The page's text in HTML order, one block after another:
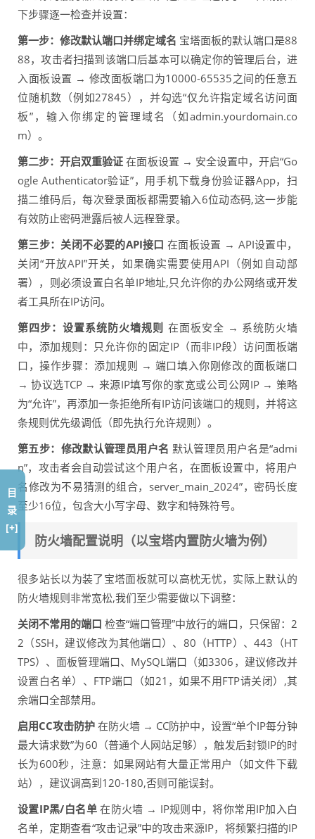
下步骤逐一检查并设置：
第一步：修改默认端口并绑定域名 宝塔面板的默认端口是88
88，攻击者扫描到该端口后基本可以确定你的管理后台，进
入面板设置 → 修改面板端口为10000-65535之间的任意五
位随机数（例如27845），并勾选“仅允许指定域名访问面
板”，输入你绑定的管理域名（如admin.yourdomain.co
m）。
第二步：开启双重验证 在面板设置 → 安全设置中，开启“Go
ogle Authenticator验证”，用手机下载身份验证器App，扫
描二维码后，每次登录面板都需要输入6位动态码,这一步能
有效防止密码泄露后被人远程登录。
第三步：关闭不必要的API接口 在面板设置 → API设置中，
关闭“开放API”开关，如果确实需要使用API（例如自动部
署），则必须设置白名单IP地址,只允许你的办公网络或开发
者工具所在IP访问。
第四步：设置系统防火墙规则 在面板安全 → 系统防火墙
中，添加规则：只允许你的固定IP（而非IP段）访问面板端
口，操作步骤：添加规则 → 端口填入你刚修改的面板端口
→ 协议选TCP → 来源IP填写你的家宽或公司公网IP → 策略
为“允许”，再添加一条拒绝所有IP访问该端口的规则，并将这
条规则优先级调低（即先执行允许规则）。
第五步：修改默认管理员用户名 默认管理员用户名是“admi
n”，攻击者会自动尝试这个用户名，在面板设置中，将用户
名修改为不易猜测的组合，server_main_2024”，密码长度
至少16位，包含大小写字母、数字和特殊符号。
防火墙配置说明（以宝塔内置防火墙为例）
很多站长以为装了宝塔面板就可以高枕无忧，实际上默认的
防火墙规则非常宽松,我们至少需要做以下调整：
关闭不常用的端口 检查“端口管理”中放行的端口，只保留：2
2（SSH，建议修改为其他端口）、80（HTTP）、443（HT
TPS）、面板管理端口、MySQL端口（如3306，建议修改并
设置白名单）、FTP端口（如21，如果不用FTP请关闭）,其
余端口全部禁用。
启用CC攻击防护 在防火墙 → CC防护中，设置“单个IP每分钟
最大请求数”为60（普通个人网站足够），触发后封锁IP的时
长为600秒，注意：如果网站有大量正常用户（如文件下载
站），建议调高到120-180,否则可能误封。
设置IP黑/白名单在防火墙 → IP规则中，将你常用IP加入白
名单，定期查看“攻击记录”中的攻击来源IP，将频繁扫描的IP
目
录
[+]